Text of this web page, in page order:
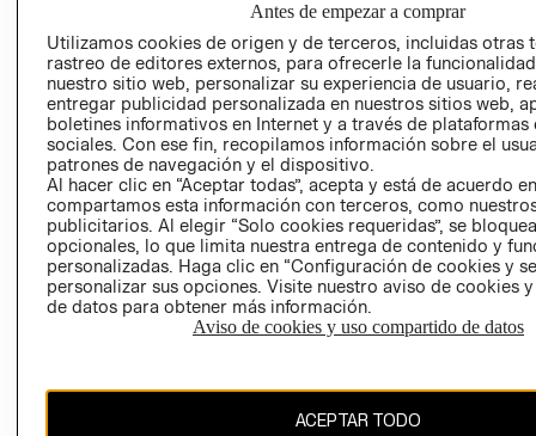
POLÍTICA
EMPRESARIAL
TÉRMINOS Y
CONDICIONES
AVISO DE
PRIVACIDAD
GIFT CARD
COOKIES
CAMBIAR REGIÓN
Antes de empezar a comprar
Utilizamos cookies de origen y de terceros, incluidas otras
rastreo de editores externos, para ofrecerle la
nuestro sitio web, personalizar su experiencia de usuario,
entregar publicidad personalizada en nuestros sitios web,
boletines informativos en Internet y a través de plataformas
sociales. Con ese fin, recopilamos información sobre el
patrones de navegación y el dispositivo.
Al hacer clic en “Aceptar todas”, acepta y está de acuerdo
compartamos esta información con terceros, como
publicitarios. Al elegir “Solo cookies requeridas”, se
opcionales, lo que limita nuestra entrega de contenido y
personalizadas. Haga clic en “Configuración de cookies y
personalizar sus opciones. Visite nuestro aviso de cookies
de datos para obtener más información.
Aviso de cookies y uso compartido de datos
ACEPTAR TODO